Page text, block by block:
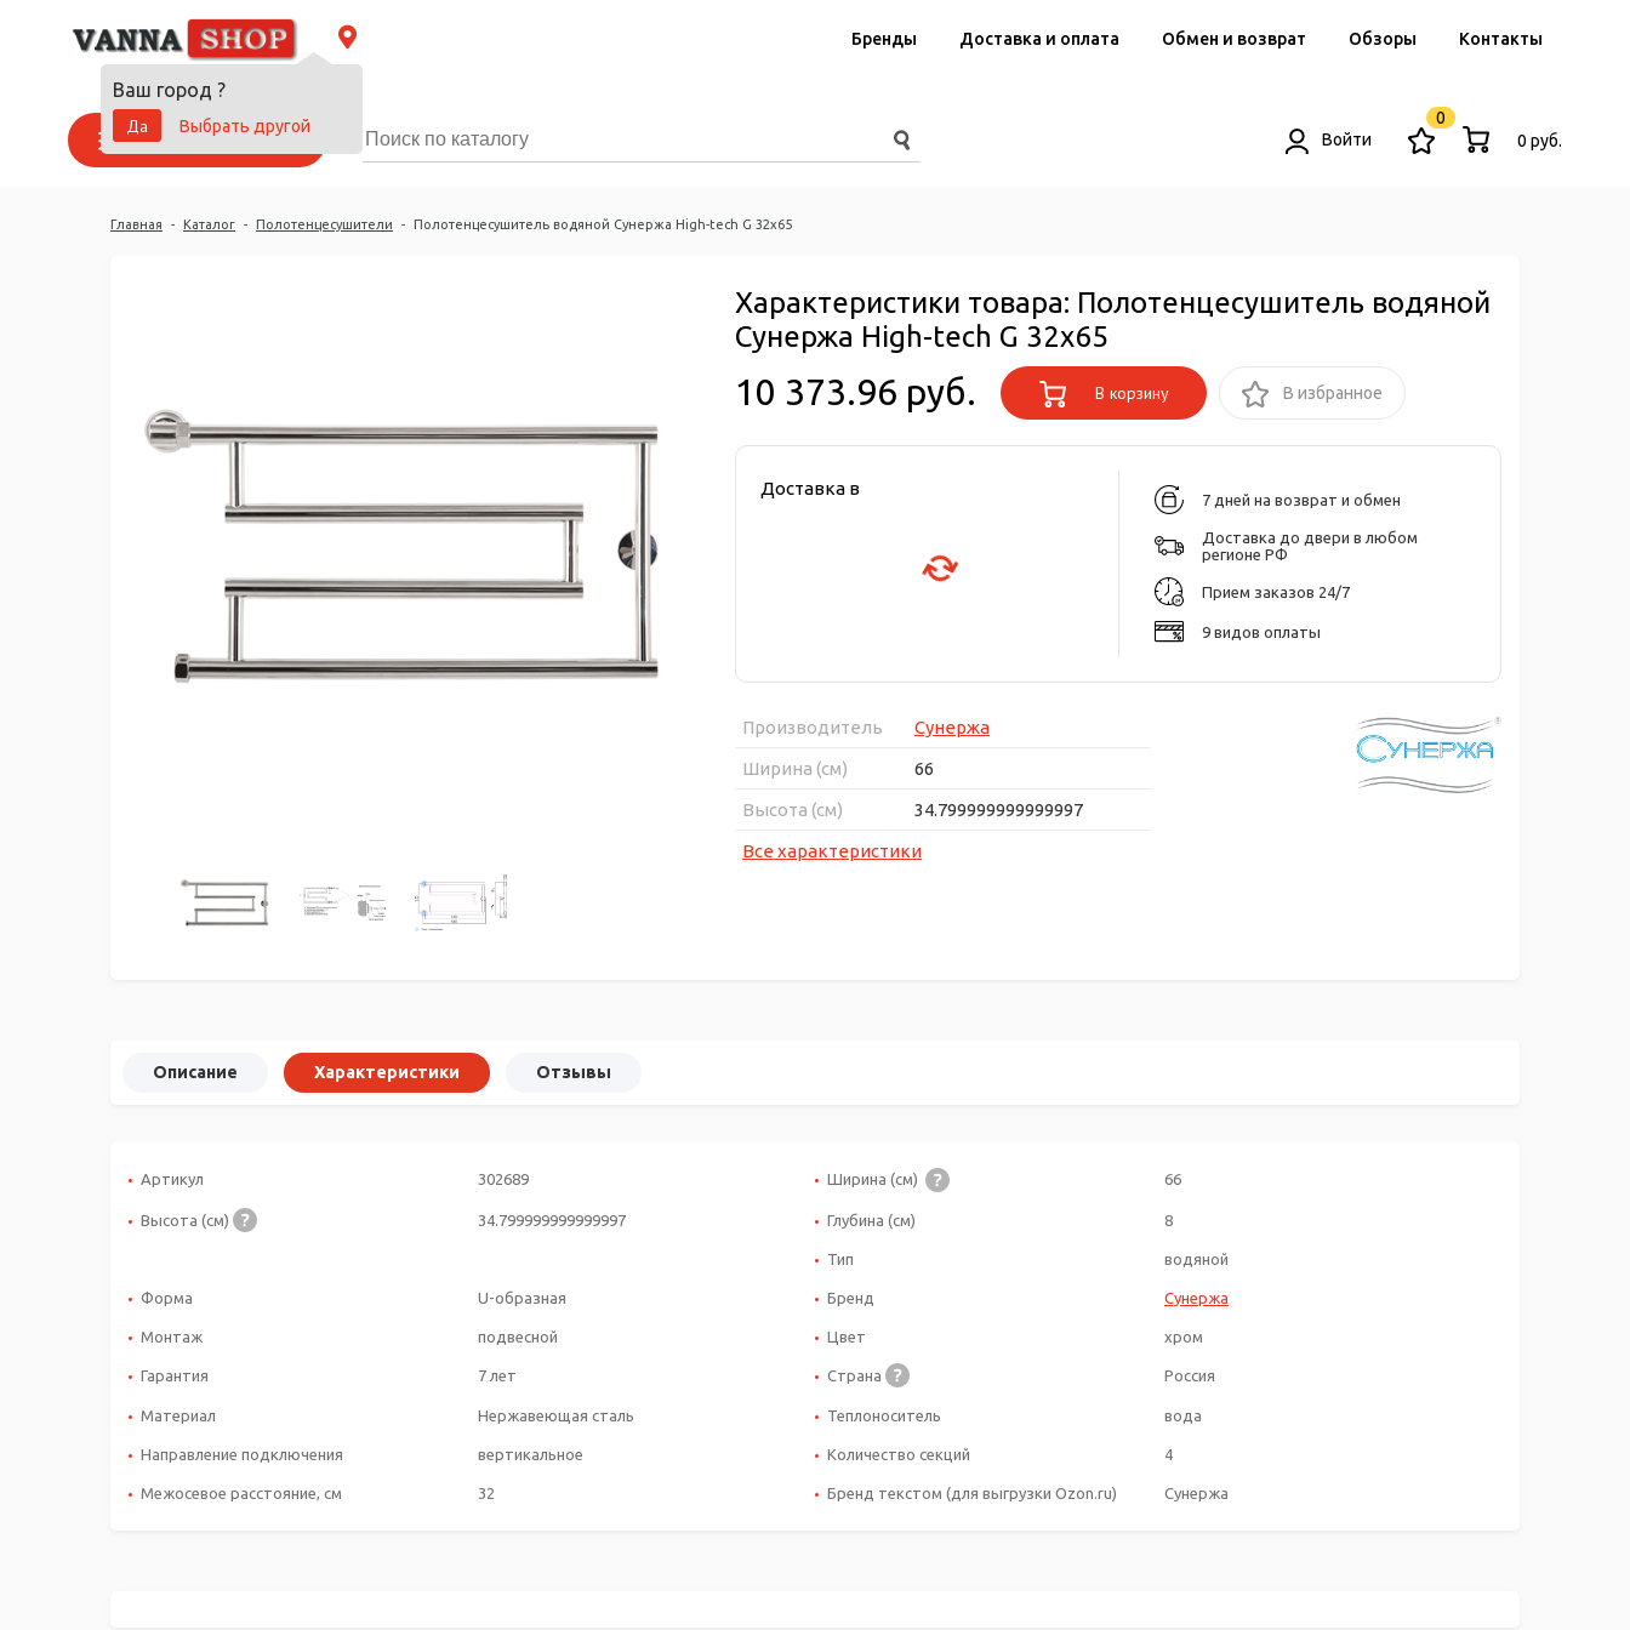
Ваш город ?
Да
Выбрать другой
Бренды Доставка и оплата Обмен и возврат Обзоры Контакты
Каталог товаров Войти
0
0 руб.
Главная - Каталог - Полотенцесушители - Полотенцесушитель водяной Сунержа High-tech G 32x65
Характеристики товара: Полотенцесушитель водяной
Сунержа High-tech G 32x65
10 373.96 руб. В корзину В избранное
Доставка в
7 дней на возврат и обмен
Доставка до двери в любом
регионе РФ
Прием заказов 24/7
9 видов оплаты
Производитель
Сунержа
Ширина (см)
66
Высота (см)
34.799999999999997
Все характеристики
Описание Характеристики Отзывы
Артикул 302689 Ширина (см) 66
Высота (см) 34.799999999999997 Глубина (см) 8
Тип водяной
Форма U-образная Бренд Сунержа
Монтаж подвесной Цвет хром
Гарантия 7 лет Страна Россия
Материал Нержавеющая сталь Теплоноситель вода
Направление подключения вертикальное Количество секций 4
Межосевое расстояние, см 32 Бренд текстом (для выгрузки Ozon.ru) Сунержа